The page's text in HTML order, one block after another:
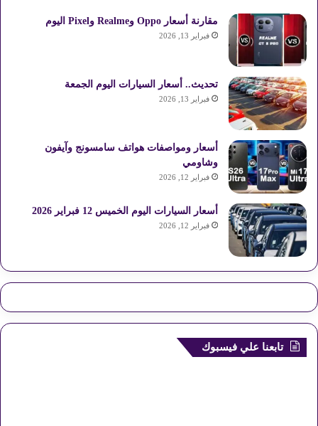
مقارنة أسعار Oppo وRealme وPixel اليوم
فبراير 13, 2026
تحديث.. أسعار السيارات اليوم الجمعة
فبراير 13, 2026
أسعار ومواصفات هواتف سامسونج وآيفون
وشاومي
فبراير 12, 2026
أسعار السيارات اليوم الخميس 12 فبراير 2026
فبراير 12, 2026
تابعنا علي فيسبوك